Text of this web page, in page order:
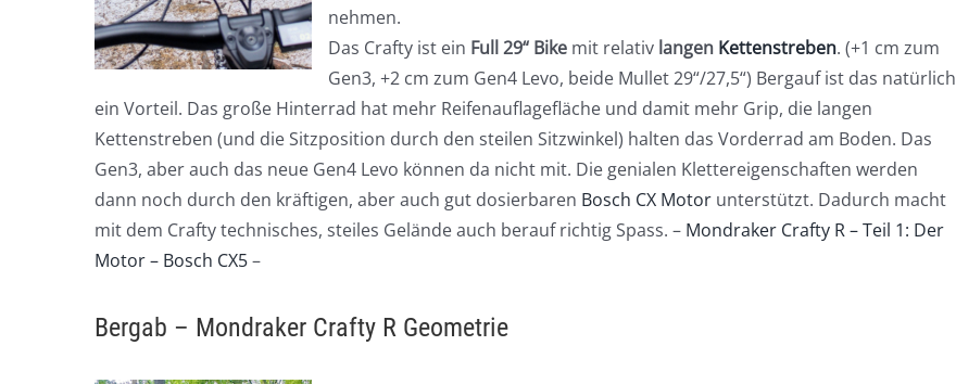
nehmen.
Das Crafty ist ein Full 29“ Bike mit relativ langen Kettenstreben. (+1 cm zum
Gen3, +2 cm zum Gen4 Levo, beide Mullet 29“/27,5“) Bergauf ist das natürlich
ein Vorteil. Das große Hinterrad hat mehr Reifenauflagefläche und damit mehr Grip, die langen
Kettenstreben (und die Sitzposition durch den steilen Sitzwinkel) halten das Vorderrad am Boden. Das
Gen3, aber auch das neue Gen4 Levo können da nicht mit. Die genialen Klettereigenschaften werden
dann noch durch den kräftigen, aber auch gut dosierbaren Bosch CX Motor unterstützt. Dadurch macht
mit dem Crafty technisches, steiles Gelände auch berauf richtig Spass. – Mondraker Crafty R – Teil 1: Der
Motor – Bosch CX5–
Bergab – Mondraker Crafty R Geometrie